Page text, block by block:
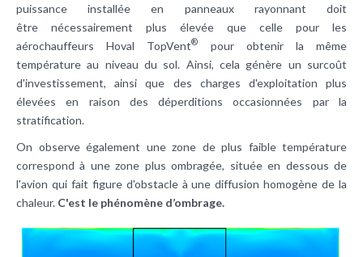
puissance installée en panneaux rayonnant doit
être nécessairement plus élevée que celle pour les
aérochauffeurs Hoval TopVent®
pour obtenir la même
température au niveau du sol. Ainsi, cela génère un surcoût
d'investissement, ainsi que des charges d'exploitation plus
élevées en raison des déperditions occasionnées par la
stratification.
On observe également une zone de plus faible température
correspond à une zone plus ombragée, située en dessous de
l'avion qui fait figure d'obstacle à une diffusion homogène de la
chaleur. C'est le phénomène d’ombrage.